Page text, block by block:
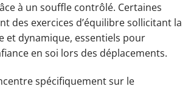
à un souffle contrôlé. Certaines
des exercices d’équilibre sollicitant la
et dynamique, essentiels pour
en soi lors des déplacements.
spécifiquement sur le